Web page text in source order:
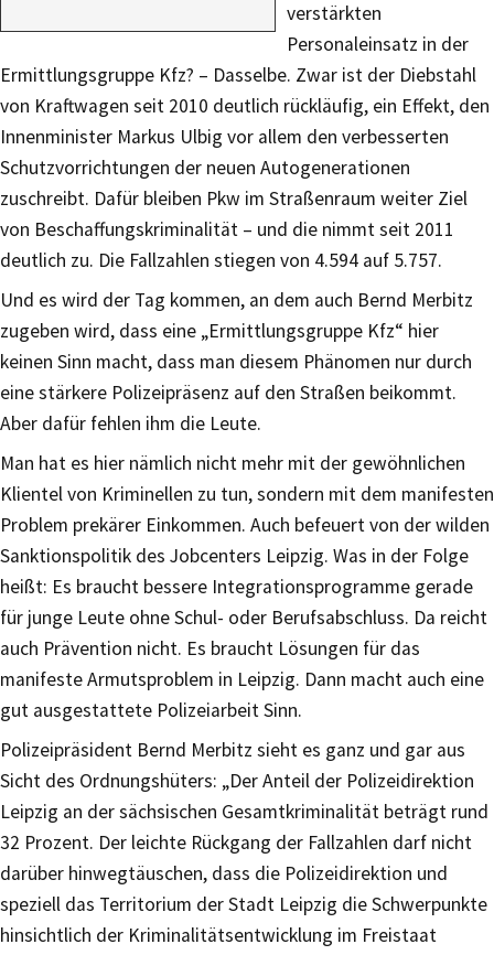
verstärkten
Personaleinsatz in der
Ermittlungsgruppe Kfz? – Dasselbe. Zwar ist der Diebstahl
von Kraftwagen seit 2010 deutlich rückläufig, ein Effekt, den
Innenminister Markus Ulbig vor allem den verbesserten
Schutzvorrichtungen der neuen Autogenerationen
zuschreibt. Dafür bleiben Pkw im Straßenraum weiter Ziel
von Beschaffungskriminalität – und die nimmt seit 2011
deutlich zu. Die Fallzahlen stiegen von 4.594 auf 5.757.
Und es wird der Tag kommen, an dem auch Bernd Merbitz
zugeben wird, dass eine „Ermittlungsgruppe Kfz“ hier
keinen Sinn macht, dass man diesem Phänomen nur durch
eine stärkere Polizeipräsenz auf den Straßen beikommt.
Aber dafür fehlen ihm die Leute.
Man hat es hier nämlich nicht mehr mit der gewöhnlichen
Klientel von Kriminellen zu tun, sondern mit dem manifesten
Problem prekärer Einkommen. Auch befeuert von der wilden
Sanktionspolitik des Jobcenters Leipzig. Was in der Folge
heißt: Es braucht bessere Integrationsprogramme gerade
für junge Leute ohne Schul- oder Berufsabschluss. Da reicht
auch Prävention nicht. Es braucht Lösungen für das
manifeste Armutsproblem in Leipzig. Dann macht auch eine
gut ausgestattete Polizeiarbeit Sinn.
Polizeipräsident Bernd Merbitz sieht es ganz und gar aus
Sicht des Ordnungshüters: „Der Anteil der Polizeidirektion
Leipzig an der sächsischen Gesamtkriminalität beträgt rund
32 Prozent. Der leichte Rückgang der Fallzahlen darf nicht
darüber hinwegtäuschen, dass die Polizeidirektion und
speziell das Territorium der Stadt Leipzig die Schwerpunkte
hinsichtlich der Kriminalitätsentwicklung im Freistaat